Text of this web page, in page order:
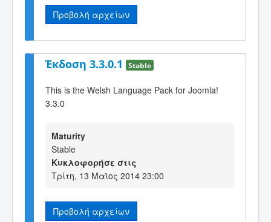
Προβολή αρχείων
Έκδοση 3.3.0.1 Stable
This is the Welsh Language Pack for Joomla!
3.3.0
Maturity
Stable
Κυκλοφορήσε στις
Τρίτη, 13 Μαϊος 2014 23:00
Προβολή αρχείων